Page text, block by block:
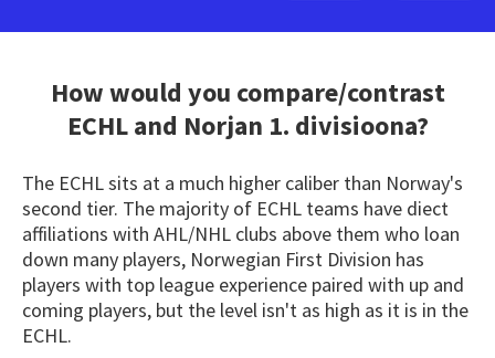
How would you compare/contrast
ECHLand Norjan 1. divisioona?
The ECHL sits at a much higher caliber than Norway's
second tier. The majority of ECHL teams have diect
affiliations with AHL/NHL clubs above them who loan
down many players, Norwegian First Division has
players with top league experience paired with up and
coming players, but the level isn't as high as it is in the
ECHL.